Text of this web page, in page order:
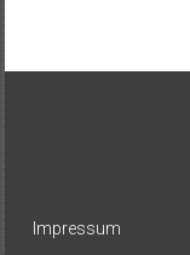
Impressum